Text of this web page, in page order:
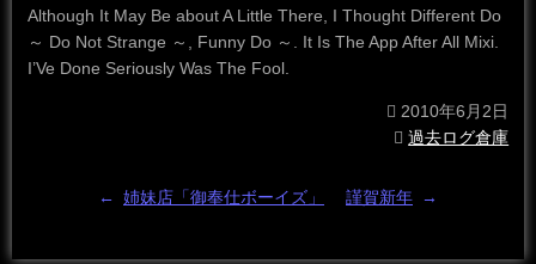
Although It May Be about A Little There, I Thought Different Do
～ Do Not Strange ～, Funny Do ～. It Is The App After All Mixi.
I’Ve Done Seriously Was The Fool.
2010年6月2日
過去ログ倉庫
← 姉妹店「御奉仕ボーイズ」 謹賀新年 →